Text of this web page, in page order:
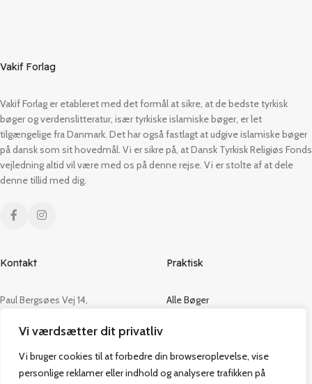
Vi værdsætter dit privatliv
Vi bruger cookies til at forbedre din browseroplevelse, vise
personlige reklamer eller indhold og analysere trafikken på
Vakif Forlag
Vakif Forlag er etableret med det formål at sikre, at de bedste tyrkisk
bøger og verdenslitteratur, især tyrkiske islamiske bøger, er let
tilgængelige fra Danmark. Det har også fastlagt at udgive islamiske bøger
på dansk som sit hovedmål. Vi er sikre på, at Dansk Tyrkisk Religiøs Fonds
vejledning altid vil være med os på denne rejse. Vi er stolte af at dele
denne tillid med dig.
Kontakt
Paul Bergsøes Vej 14,
CVR: 42813915
admin@vakifforlag.dk
+45 26 24 2354
Praktisk
Alle Bøger
Kontakt